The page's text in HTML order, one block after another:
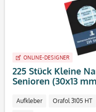
ONLINE-DESIGNER
225 Stück Kleine
Senioren (30x13
Aufkleber Orafol 3105 HT